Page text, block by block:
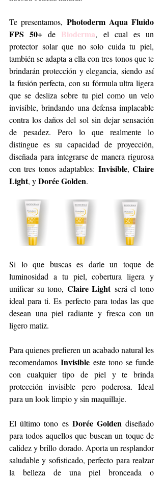
Te presentamos, Photoderm Aqua Fluido
FPS 50+ de Bioderma, el cual es un
protector solar que no solo cuida tu piel,
también se adapta a ella con tres tonos que te
brindarán protección y elegancia, siendo así
la fusión perfecta, con su fórmula ultra ligera
que se desliza sobre tu piel como un velo
invisible, brindando una defensa implacable
contra los daños del sol sin dejar sensación
de pesadez. Pero lo que realmente lo
distingue es su capacidad de proyección,
diseñada para integrarse de manera rigurosa
con tres tonos adaptables: Invisible, Claire
Light, y Dorée Golden.
Si lo que buscas es darle un toque de
luminosidad a tu piel, cobertura ligera y
unificar su tono, Claire Light será el tono
ideal para ti. Es perfecto para todas las que
desean una piel radiante y fresca con un
ligero matiz.
Para quienes prefieren un acabado natural les
recomendamos Invisible este tono se funde
con cualquier tipo de piel y te brinda
protección invisible pero poderosa. Ideal
para un look limpio y sin maquillaje.
El último tono es Dorée Golden diseñado
para todos aquellos que buscan un toque de
calidez y brillo dorado. Aporta un resplandor
saludable y sofisticado, perfecto para realzar
la belleza de una piel bronceada o